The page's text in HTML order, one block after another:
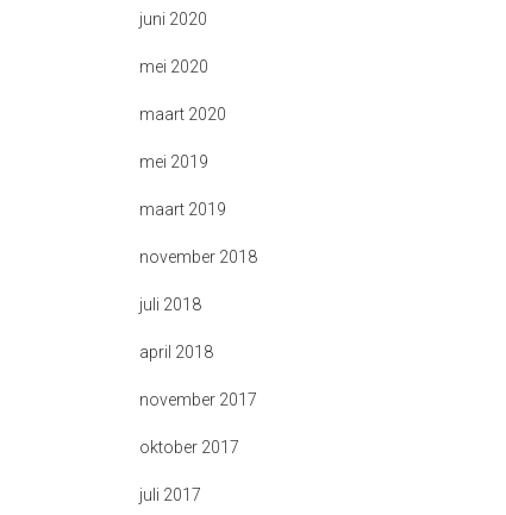
juni 2020
mei 2020
maart 2020
mei 2019
maart 2019
november 2018
juli 2018
april 2018
november 2017
oktober 2017
juli 2017